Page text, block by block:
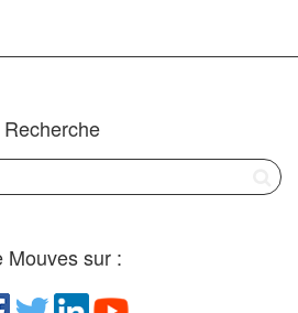
Recherche
Mouves sur :